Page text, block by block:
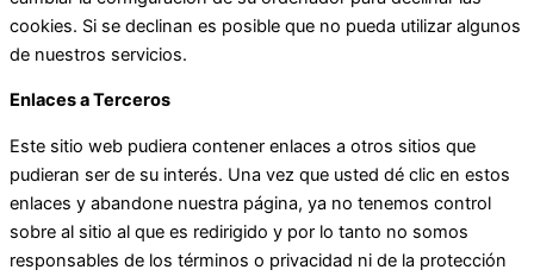
cookies. Si se declinan es posible que no pueda utilizar algunos
de nuestros servicios.
Enlaces a Terceros
Este sitio web pudiera contener enlaces a otros sitios que
pudieran ser de su interés. Una vez que usted dé clic en estos
enlaces y abandone nuestra página, ya no tenemos control
sobre al sitio al que es redirigido y por lo tanto no somos
responsables de los términos o privacidad ni de la protección